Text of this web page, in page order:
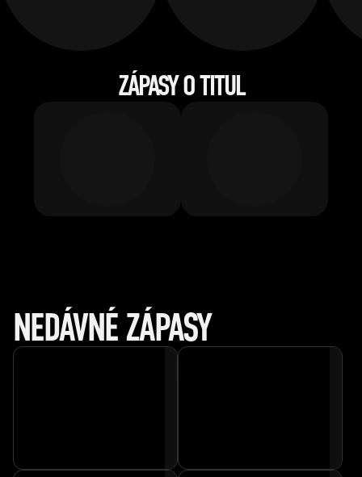
ZÁPASY O TITUL
NEDÁVNÉ ZÁPASY